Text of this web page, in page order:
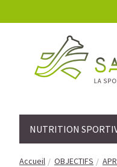
NUTRITION
Accueil OBJECTIFS